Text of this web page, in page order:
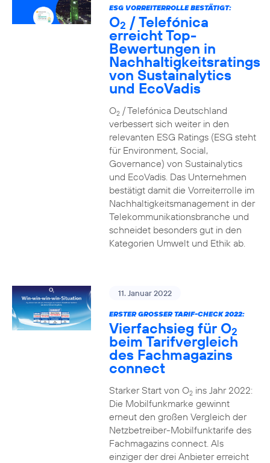
ESG VORREITERROLLE BESTÄTIGT:
O2 / Telefónica
erreicht Top-
Bewertungen in
Nachhaltigkeitsratings
von Sustainalytics
und EcoVadis
O2/ Telefónica Deutschland
verbessert sich weiter in den
relevanten ESG Ratings (ESG steht
für Environment, Social,
Governance) von Sustainalytics
und EcoVadis. Das Unternehmen
bestätigt damit die Vorreiterrolle im
Nachhaltigkeitsmanagement in der
Telekommunikationsbranche und
schneidet besonders gut in den
Kategorien Umwelt und Ethik ab.
11. Januar 2022
ERSTER GROSSER TARIF-CHECK 2022:
Vierfachsieg für O2
beim Tarifvergleich
des Fachmagazins
connect
Starker Start von O2ins Jahr 2022:
Die Mobilfunkmarke gewinnt
erneut den großen Vergleich der
Netzbetreiber-Mobilfunktarife des
Fachmagazins connect. Als
einziger der drei Anbieter erreicht